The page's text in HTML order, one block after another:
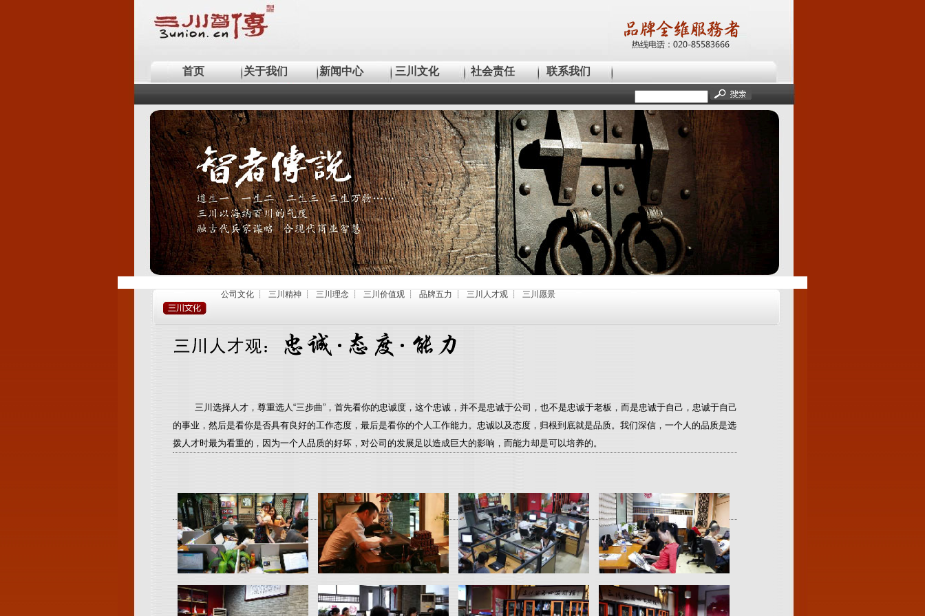
首页 关于我们 新闻中心 三川文化 社会责任 联系我们
公司文化 ┊ 三川精神 ┊ 三川理念 ┊ 三川价值观 ┊ 品牌五力 ┊ 三川人才观 ┊ 三川愿景
三川选择人才，尊重选人“三步曲”，首先看你的忠诚度，这个忠诚，并不是忠诚于公司，也不是忠诚于老板，而是忠诚于自己，忠诚于自己
的事业，然后是看你是否具有良好的工作态度，最后是看你的个人工作能力。忠诚以及态度，归根到底就是品质。我们深信，一个人的品质是选
拨人才时最为看重的，因为一个人品质的好坏，对公司的发展足以造成巨大的影响，而能力却是可以培养的。